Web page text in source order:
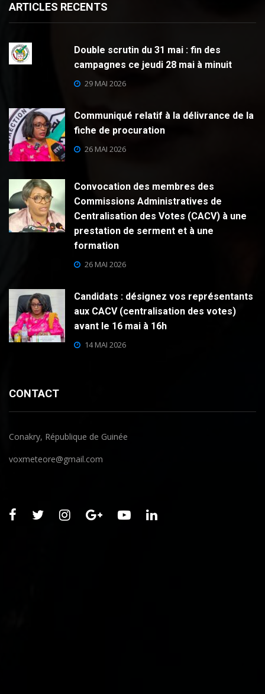
ARTICLES RECENTS
Double scrutin du 31 mai : fin des
campagnes ce jeudi 28 mai à minuit
29 MAI 2026
Communiqué relatif à la délivrance de la
fiche de procuration
26 MAI 2026
Convocation des membres des
Commissions Administratives de
Centralisation des Votes (CACV) à une
prestation de serment et à une
formation
26 MAI 2026
Candidats : désignez vos représentants
aux CACV (centralisation des votes)
avant le 16 mai à 16h
14 MAI 2026
CONTACT
Conakry, République de Guinée
voxmeteore@gmail.com